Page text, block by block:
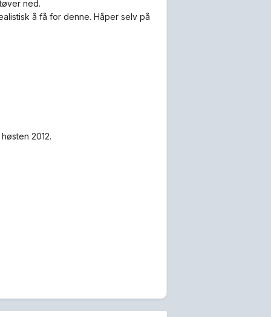
ned.
å få for denne. Håper selv på
2012.